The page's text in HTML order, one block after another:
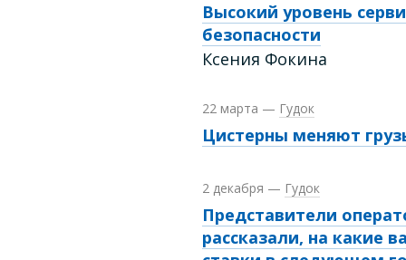
Высокий уровень
безопасности
Ксения Фокина
22 марта — Гудок
Цистерны меняют
2 декабря — Гудок
Представители
рассказали, на какие